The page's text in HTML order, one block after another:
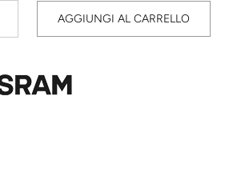
AGGIUNGI AL CARRELLO